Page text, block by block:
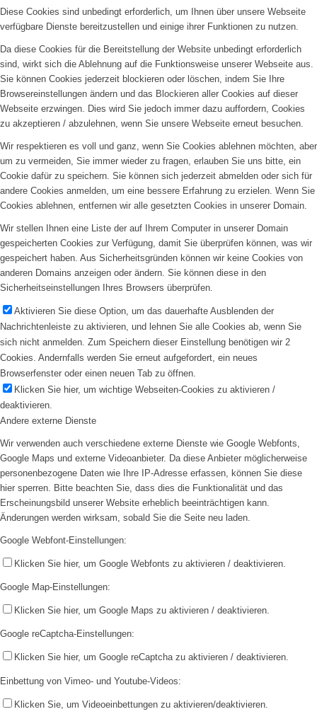
Diese Cookies sind unbedingt erforderlich, um Ihnen über unsere Webseite
verfügbare Dienste bereitzustellen und einige ihrer Funktionen zu nutzen.
Da diese Cookies für die Bereitstellung der Website unbedingt erforderlich
sind, wirkt sich die Ablehnung auf die Funktionsweise unserer Webseite aus.
Sie können Cookies jederzeit blockieren oder löschen, indem Sie Ihre
Browsereinstellungen ändern und das Blockieren aller Cookies auf dieser
Webseite erzwingen. Dies wird Sie jedoch immer dazu auffordern, Cookies
zu akzeptieren / abzulehnen, wenn Sie unsere Webseite erneut besuchen.
Wir respektieren es voll und ganz, wenn Sie Cookies ablehnen möchten, aber
um zu vermeiden, Sie immer wieder zu fragen, erlauben Sie uns bitte, ein
Cookie dafür zu speichern. Sie können sich jederzeit abmelden oder sich für
andere Cookies anmelden, um eine bessere Erfahrung zu erzielen. Wenn Sie
Cookies ablehnen, entfernen wir alle gesetzten Cookies in unserer Domain.
Wir stellen Ihnen eine Liste der auf Ihrem Computer in unserer Domain
gespeicherten Cookies zur Verfügung, damit Sie überprüfen können, was wir
gespeichert haben. Aus Sicherheitsgründen können wir keine Cookies von
anderen Domains anzeigen oder ändern. Sie können diese in den
Sicherheitseinstellungen Ihres Browsers überprüfen.
Aktivieren Sie diese Option, um das dauerhafte Ausblenden der
Nachrichtenleiste zu aktivieren, und lehnen Sie alle Cookies ab, wenn Sie
sich nicht anmelden. Zum Speichern dieser Einstellung benötigen wir 2
Cookies. Andernfalls werden Sie erneut aufgefordert, ein neues
Browserfenster oder einen neuen Tab zu öffnen.
Klicken Sie hier, um wichtige Webseiten-Cookies zu aktivieren /
deaktivieren.
Andere externe Dienste
Wir verwenden auch verschiedene externe Dienste wie Google Webfonts,
Google Maps und externe Videoanbieter. Da diese Anbieter möglicherweise
personenbezogene Daten wie Ihre IP-Adresse erfassen, können Sie diese
hier sperren. Bitte beachten Sie, dass dies die Funktionalität und das
Erscheinungsbild unserer Website erheblich beeinträchtigen kann.
Änderungen werden wirksam, sobald Sie die Seite neu laden.
Google Webfont-Einstellungen:
Klicken Sie hier, um Google Webfonts zu aktivieren / deaktivieren.
Google Map-Einstellungen:
Klicken Sie hier, um Google Maps zu aktivieren / deaktivieren.
Google reCaptcha-Einstellungen:
Klicken Sie hier, um Google reCaptcha zu aktivieren / deaktivieren.
Einbettung von Vimeo- und Youtube-Videos:
Klicken Sie, um Videoeinbettungen zu aktivieren/deaktivieren.